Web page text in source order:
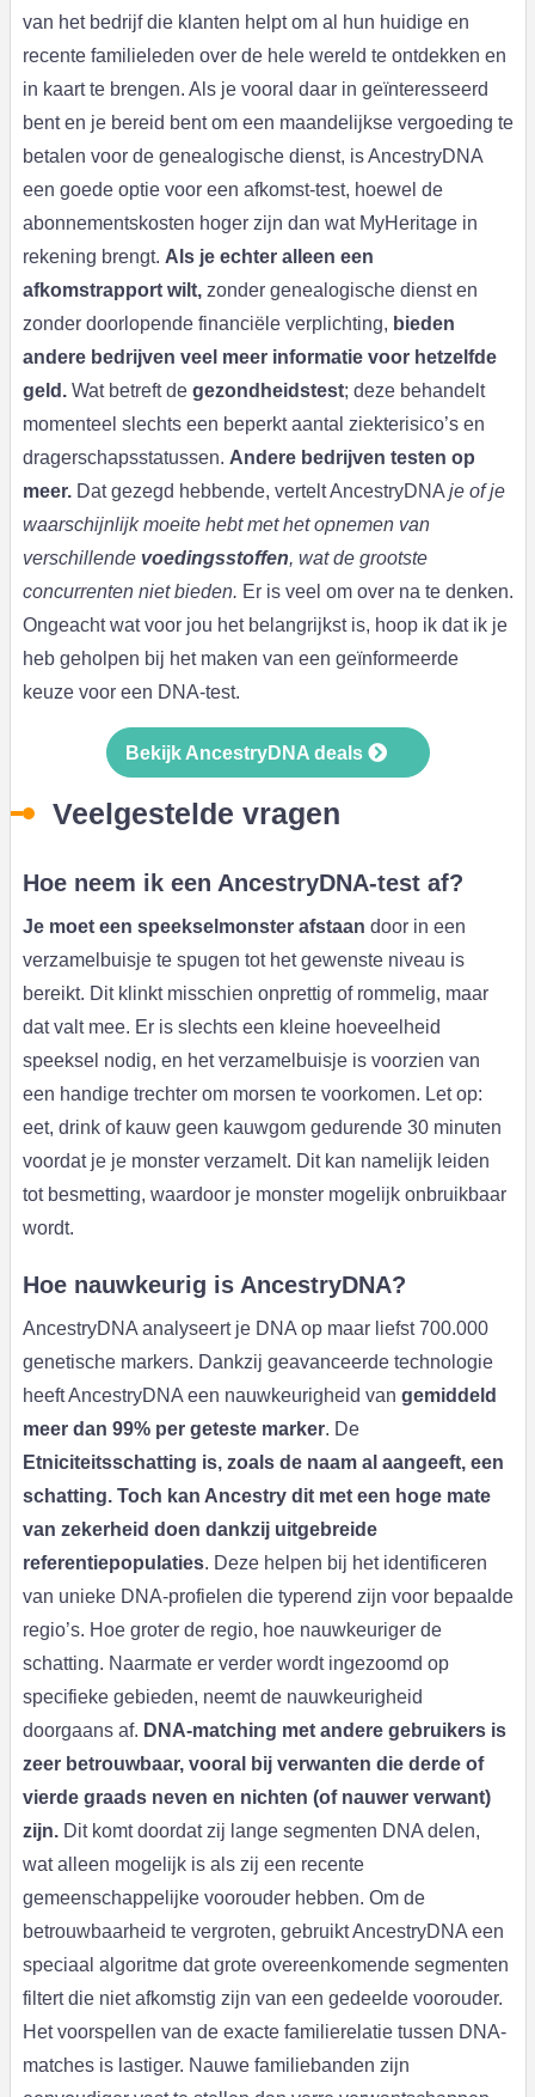
van het bedrijf die klanten helpt om al hun huidige en
recente familieleden over de hele wereld te ontdekken en
in kaart te brengen. Als je vooral daar in geïnteresseerd
bent en je bereid bent om een maandelijkse vergoeding te
betalen voor de genealogische dienst, is AncestryDNA
een goede optie voor een afkomst-test, hoewel de
abonnementskosten hoger zijn dan wat MyHeritage in
rekening brengt. Als je echter alleen een
afkomstrapport wilt,zonder genealogische dienst en
zonder doorlopende financiële verplichting, bieden
andere bedrijven veel meer informatie voor hetzelfde
geld.Wat betreft de gezondheidstest; deze behandelt
momenteel slechts een beperkt aantal ziekterisico’s en
dragerschapsstatussen. Andere bedrijven testen op
meer. Dat gezegd hebbende, vertelt AncestryDNA je of je
waarschijnlijk moeite hebt met het opnemen van
verschillende voedingsstoffen, wat de grootste
concurrenten niet bieden. Er is veel om over na te denken.
Ongeacht wat voor jou het belangrijkst is, hoop ik dat ik je
heb geholpen bij het maken van een geïnformeerde
keuze voor een DNA-test.
Bekijk AncestryDNA deals
Veelgestelde vragen
Hoe neem ik een AncestryDNA-test af?
Je moet een speekselmonster afstaan door in een
verzamelbuisje te spugen tot het gewenste niveau is
bereikt. Dit klinkt misschien onprettig of rommelig, maar
dat valt mee. Er is slechts een kleine hoeveelheid
speeksel nodig, en het verzamelbuisje is voorzien van
een handige trechter om morsen te voorkomen. Let op:
eet, drink of kauw geen kauwgom gedurende 30 minuten
voordat je je monster verzamelt. Dit kan namelijk leiden
tot besmetting, waardoor je monster mogelijk onbruikbaar
wordt.
Hoe nauwkeurig is AncestryDNA?
AncestryDNA analyseert je DNA op maar liefst 700.000
genetische markers. Dankzij geavanceerde technologie
heeft AncestryDNA een nauwkeurigheid van gemiddeld
meer dan 99% per geteste marker. De
Etniciteitsschatting is, zoals de naam al aangeeft, een
schatting. Toch kan Ancestry dit met een hoge mate
van zekerheid doen dankzij uitgebreide
referentiepopulaties. Deze helpen bij het identificeren
van unieke DNA-profielen die typerend zijn voor bepaalde
regio’s. Hoe groter de regio, hoe nauwkeuriger de
schatting. Naarmate er verder wordt ingezoomd op
specifieke gebieden, neemt de nauwkeurigheid
doorgaans af. DNA-matching met andere gebruikers is
zeer betrouwbaar, vooral bij verwanten die derde of
vierde graads neven en nichten (of nauwer verwant)
zijn.Dit komt doordat zij lange segmenten DNA delen,
wat alleen mogelijk is als zij een recente
gemeenschappelijke voorouder hebben. Om de
betrouwbaarheid te vergroten, gebruikt AncestryDNA een
speciaal algoritme dat grote overeenkomende segmenten
filtert die niet afkomstig zijn van een gedeelde voorouder.
Het voorspellen van de exacte familierelatie tussen DNA-
matches is lastiger. Nauwe familiebanden zijn